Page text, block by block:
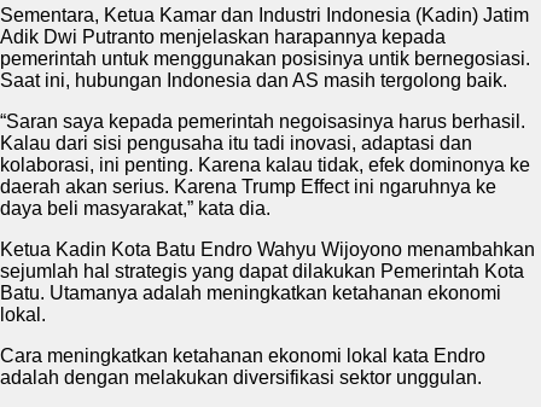
Sementara, Ketua Kamar dan Industri Indonesia (Kadin) Jatim
Adik Dwi Putranto menjelaskan harapannya kepada
pemerintah untuk menggunakan posisinya untik bernegosiasi.
Saat ini, hubungan Indonesia dan AS masih tergolong baik.
“Saran saya kepada pemerintah negoisasinya harus berhasil.
Kalau dari sisi pengusaha itu tadi inovasi, adaptasi dan
kolaborasi, ini penting. Karena kalau tidak, efek dominonya ke
daerah akan serius. Karena Trump Effect ini ngaruhnya ke
daya beli masyarakat,” kata dia.
Ketua Kadin Kota Batu Endro Wahyu Wijoyono menambahkan
sejumlah hal strategis yang dapat dilakukan Pemerintah Kota
Batu. Utamanya adalah meningkatkan ketahanan ekonomi
lokal.
Cara meningkatkan ketahanan ekonomi lokal kata Endro
adalah dengan melakukan diversifikasi sektor unggulan.